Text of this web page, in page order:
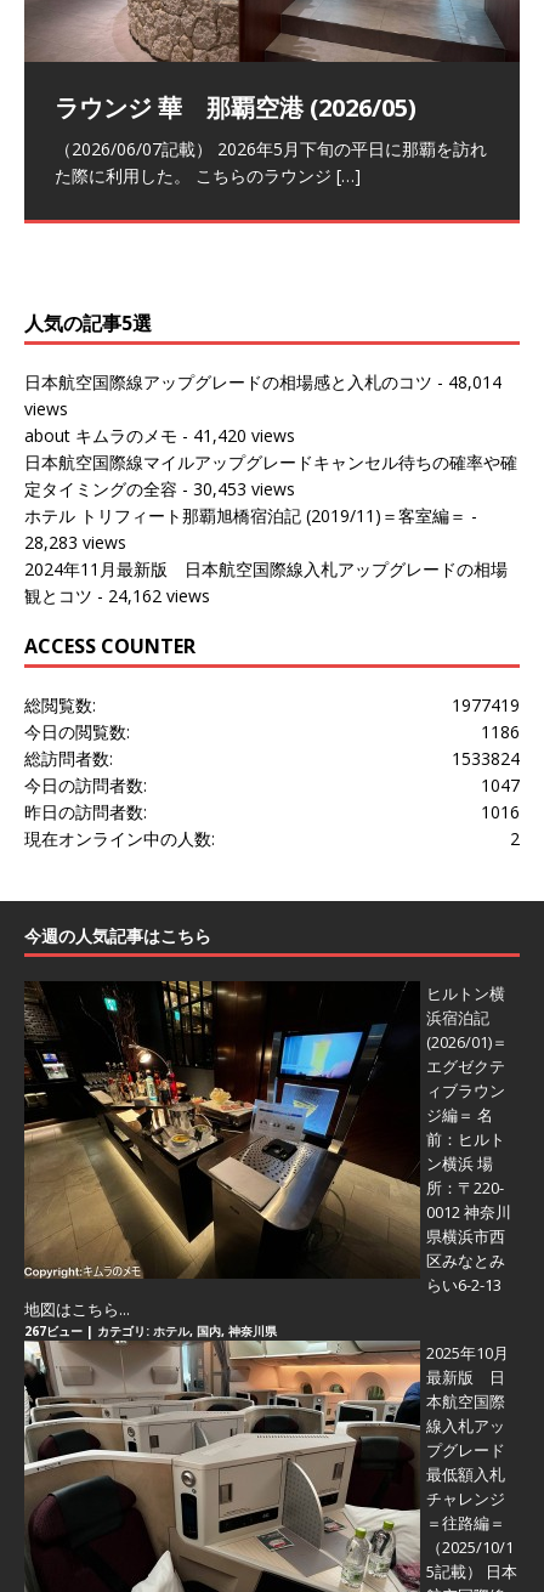
祝！日本航空・マリオットの戦略パー
トナーシップによるFOP無料付与とス
テイタスマッチ
ラウンジ 華 那覇空港 (2026/05)
（2026/06/07記載） 2026年5月下旬の平日に那覇を訪れ
た際に利用した。 こちらのラウンジ […]
The Coral Executive Lounge スワ
ンナプーム国際空港国内線ラウンジ
(2026/01)
日本航空 羽田空港国際線ファースト
クラスラウンジ (2026/01)
（2026/03/18記載） 2026年1月、毎年恒例の新年の羽田
バンコクエアウェイズ スワンナプー
ム国際空港国内線ラウンジ (2026/01)
（2026/03/13記載） 2026年1月上旬にバンコク経由でチ
人気の記事5選
日本航空国際線アップグレードの相場感と入札のコツ - 48,014
views
about キムラのメモ - 41,420 views
日本航空国際線マイルアップグレードキャンセル待ちの確率や確
定タイミングの全容 - 30,453 views
ホテル トリフィート那覇旭橋宿泊記 (2019/11)＝客室編＝ -
28,283 views
2024年11月最新版 日本航空国際線入札アップグレードの相場
観とコツ - 24,162 views
ACCESS COUNTER
1977419
総閲覧数:
1186
今日の閲覧数:
1533824
総訪問者数:
1047
今日の訪問者数:
1016
昨日の訪問者数:
2
現在オンライン中の人数:
今週の人気記事はこちら
ヒルトン横
浜宿泊記
(2026/01)＝
エグゼクテ
ィブラウン
ジ編＝ 名
前：ヒルト
ン横浜 場
所：〒220-
0012 神奈川
県横浜市西
区みなとみ
らい6-2-13
地図はこちら...
267ビュー | カテゴリ: ホテル, 国内, 神奈川県
2025年10月
最新版 日
本航空国際
線入札アッ
プグレード
最低額入札
チャレンジ
＝往路編＝
（2025/10/1
5記載） 日本